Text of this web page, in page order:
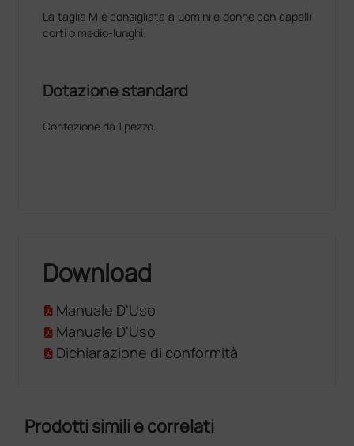
La taglia M è consigliata a uomini e donne con capelli
corti o medio-lunghi.
Dotazione standard
Confezione da 1 pezzo.
Download
Manuale D'Uso
Manuale D'Uso
Dichiarazione di conformità
Prodotti simili e correlati